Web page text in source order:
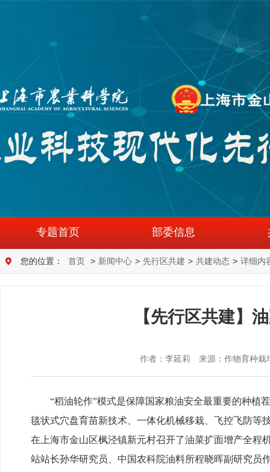
专题首页 部委信息
您的位置： 首页 > 新闻中心 > 先行区共建 > 共建动态 > 详细内
【先行区共建】
作者：李延莉 来源：作物育种
“稻油轮作”模式是保障国家粮油安全最重要的种植
毯状式穴盘育苗新技术、一体化机械移栽、飞控飞防等
在上海市金山区枫泾镇新元村召开了油菜扩面增产全程
站站长孙华研究员、中国农科院油料所程晓晖副研究员